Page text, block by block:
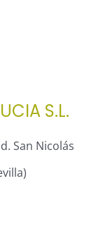
S.L.
San Nicolás